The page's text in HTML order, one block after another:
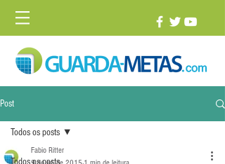
Post
Todos os posts
Fabio Ritter